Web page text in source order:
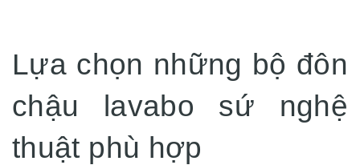
Lựa chọn những bộ đôn
chậu lavabo sứ nghệ
thuật phù hợp